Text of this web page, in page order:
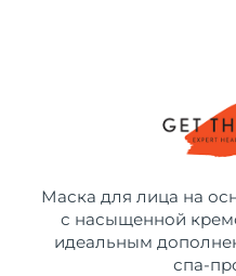
Маска для лица на
с насыщенной
идеальным
спа-